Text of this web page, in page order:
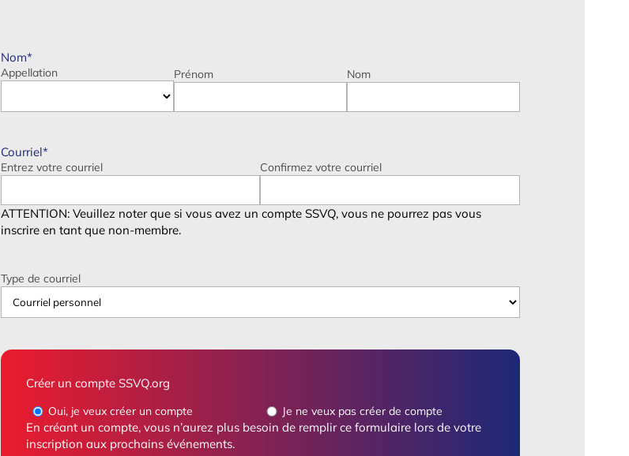
Nom*
Appellation Prénom Nom
Courriel*
Entrez votre courriel Confirmez votre courriel
ATTENTION: Veuillez noter que si vous avez un compte SSVQ, vous ne pourrez pas vous
inscrire en tant que non-membre.
Type de courriel
Créer un compte SSVQ.org
Oui, je veux créer un compte Je ne veux pas créer de compte
En créant un compte, vous n’aurez plus besoin de remplir ce formulaire lors de votre
inscription aux prochains événements.